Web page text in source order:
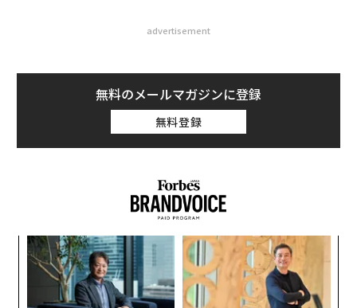
advertisement
無料のメールマガジンに登録
無料登録